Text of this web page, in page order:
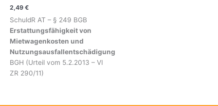
2,49 €
SchuldR AT – § 249 BGB
Erstattungsfähigkeit von
Mietwagenkosten und
Nutzungsausfallentschädigung
BGH (Urteil vom 5.2.2013 – VI
ZR 290/11)